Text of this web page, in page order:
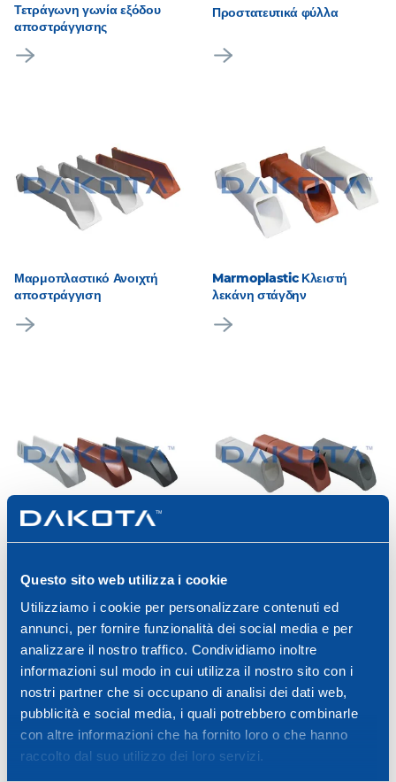
Questo sito web utilizza i cookie
Utilizziamo i cookie per personalizzare contenuti ed
annunci, per fornire funzionalità dei social media e per
analizzare il nostro traffico. Condividiamo inoltre
informazioni sul modo in cui utilizza il nostro sito con i
nostri partner che si occupano di analisi dei dati web,
pubblicità e social media, i quali potrebbero combinarle
con altre informazioni che ha fornito loro o che hanno
raccolto dal suo utilizzo dei loro servizi.
Τετράγωνη γωνία εξόδου
αποστράγγισης
Προστατευτικά φύλλα
Μαρμοπλαστικό Ανοιχτή
αποστράγγιση
Marmoplastic Κλειστή
λεκάνη στάγδην
Marmogress Κλειστή